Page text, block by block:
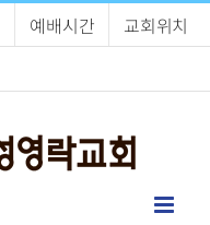
예배시간
교회위치